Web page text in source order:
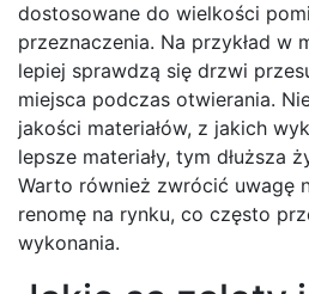
dostosowane do wielkości
przeznaczenia. Na przykład w
lepiej sprawdzą się drzwi
miejsca podczas otwierania.
jakości materiałów, z jakich
lepsze materiały, tym dłuższa
Warto również zwrócić uwagę
renomę na rynku, co często
wykonania.